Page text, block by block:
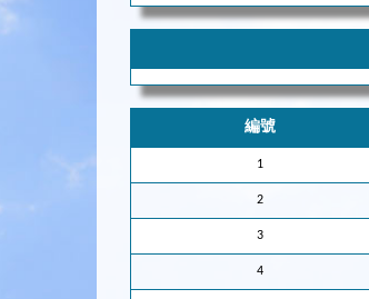
編號
1
2
3
4